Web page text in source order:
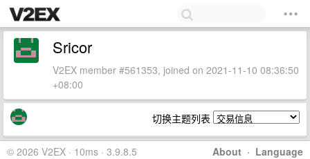
Sricor
V2EX member #561353, joined on 2021-11-10 08:36:50
+08:00
切换主题列表
About · Language
© 2026 V2EX · 10ms · 3.9.8.5